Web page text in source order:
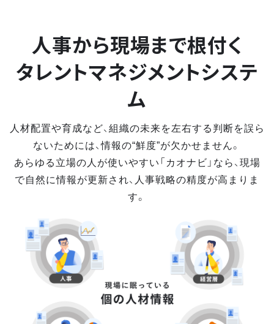
人事から現場まで根付く
タレントマネジメントシステ
ム
人材配置や育成など、組織の未来を左右する判断を誤ら
ないためには、情報の“鮮度”が欠かせません。
あらゆる立場の人が使いやすい「カオナビ」なら、現場
で自然に情報が更新され、人事戦略の精度が高まりま
す。